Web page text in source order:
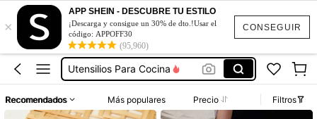
CONSEGUIR
×
APP SHEIN - DESCUBRE TU ESTILO
¡Descarga y consigue un 30% de dto.!Usar el
código: APPOFF30
(95,960)
Cosas De Cocina
Cucharas Para Comer
Cucharas De Cocina
Utensilios Para Cocina
Cosas De Cocina
Recomendados Más populares Precio Filtros